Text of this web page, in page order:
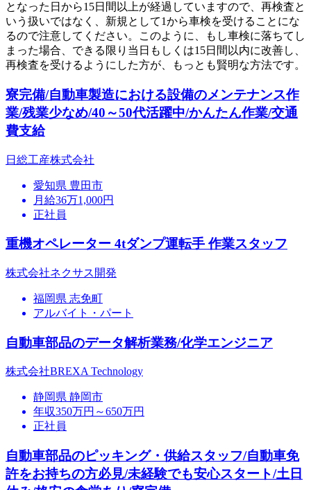
となった日から15日間以上が経過していますので、再検査と
いう扱いではなく、新規として1から車検を受けることにな
るので注意してください。このように、もし車検に落ちてし
まった場合、できる限り当日もしくは15日間以内に改善し、
再検査を受けるようにした方が、もっとも賢明な方法です。
寮完備/自動車製造における設備のメンテナンス作
業/残業少なめ/40～50代活躍中/かんたん作業/交通
費支給
日総工産株式会社
愛知県 豊田市
月給36万1,000円
正社員
重機オペレーター 4tダンプ運転手 作業スタッフ
株式会社ネクサス開発
福岡県 志免町
アルバイト・パート
自動車部品のデータ解析業務/化学エンジニア
株式会社BREXA Technology
静岡県 静岡市
年収350万円～650万円
正社員
自動車部品のピッキング・供給スタッフ/自動車免
許をお持ちの方必見/未経験でも安心スタート/土日